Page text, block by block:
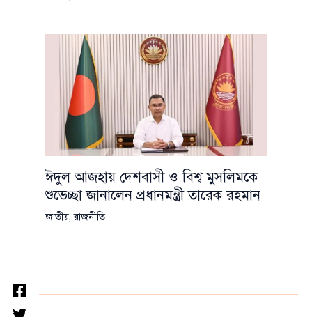
ঈদুল আজহায় দেশবাসী ও বিশ্ব মুসলিমকে
শুভেচ্ছা জানালেন প্রধানমন্ত্রী তারেক রহমান
জাতীয়,রাজনীতি